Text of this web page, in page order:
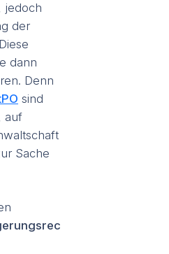
jedoch
der
dann
Denn
sind
auf
Sache